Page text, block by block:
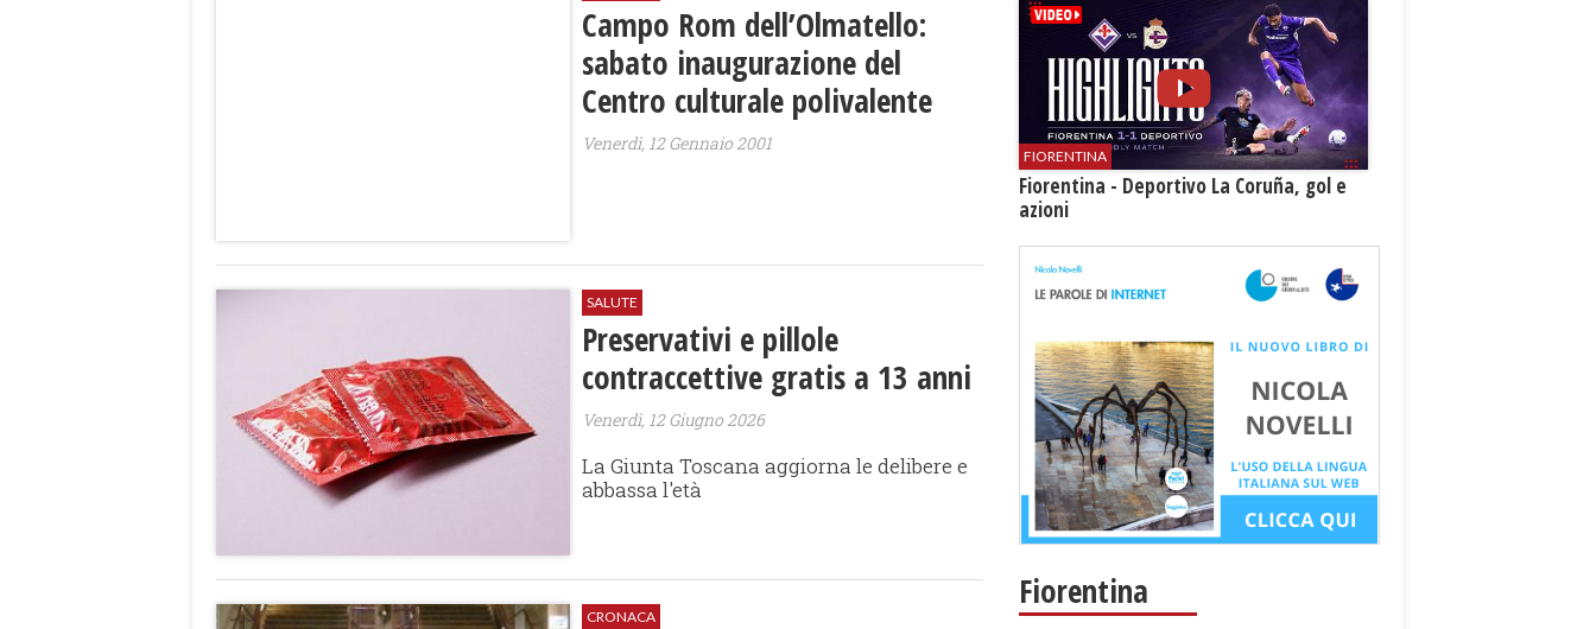
Campo Rom dell’Olmatello:
sabato inaugurazione del
Centro culturale polivalente
Venerdì, 12 Gennaio 2001
SALUTE
Preservativi e pillole
contraccettive gratis a 13 anni
Venerdì, 12 Giugno 2026
La Giunta Toscana aggiorna le delibere e
abbassa l'età
CRONACA
FIORENTINA
Fiorentina - Deportivo La Coruña, gol e
azioni
Fiorentina